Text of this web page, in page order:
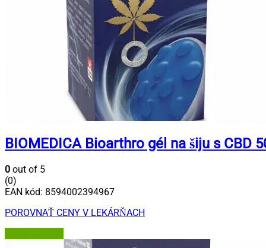
BIOMEDICA Bioarthro gél na šiju s CBD
0 out of 5
(0)
EAN kód: 8594002394967
POROVNAŤ CENY V LEKÁRŇACH